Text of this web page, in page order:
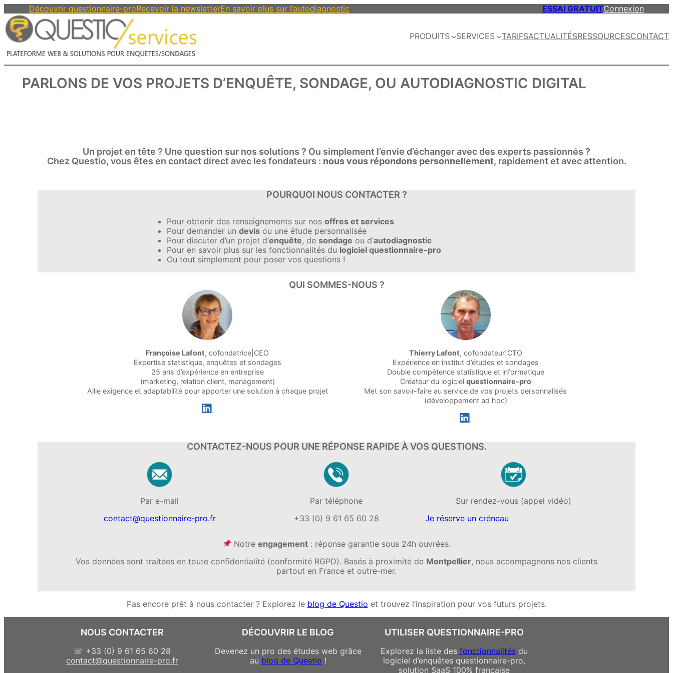
Découvrir questionnaire-proRecevoir la newsletterEn savoir plus sur l’autodiagnostic ESSAI GRATUITConnexion
PRODUITS SERVICES TARIFSACTUALITÉSRESSOURCESCONTACT
PARLONS DE VOS PROJETS D’ENQUÊTE, SONDAGE, OU AUTODIAGNOSTIC DIGITAL
Un projet en tête ? Une question sur nos solutions ? Ou simplement l’envie d’échanger avec des experts passionnés ?
Chez Questio, vous êtes en contact direct avec les fondateurs : nous vous répondons personnellement, rapidement et avec attention.
POURQUOI NOUS CONTACTER ?
Pour obtenir des renseignements sur nosoffres et services
Pour demander undevis ou une étude personnalisée
Pour discuter d’un projet d’enquête, de sondage ou d’autodiagnostic
Pour en savoir plus sur les fonctionnalités du logiciel questionnaire-pro
Ou tout simplement pour poser vos questions !
QUI SOMMES-NOUS ?
Françoise Lafont, cofondatrice|CEO
Expertise statistique, enquêtes et sondages
25 ans d’expérience en entreprise
(marketing, relation client, management)
Allie exigence et adaptabilité pour apporter une solution à chaque projet
Thierry Lafont, cofondateur|CTO
Expérience en institut d’études et sondages
Double compétence statistique et informatique
Créateur du logiciel questionnaire-pro
Met son savoir-faire au service de vos projets personnalisés
(développement ad hoc)
CONTACTEZ-NOUS POUR UNE RÉPONSE RAPIDE À VOS QUESTIONS.
Par e-mail
contact@questionnaire-pro.fr
Par téléphone
+33 (0) 9 61 65 60 28
Sur rendez-vous (appel vidéo)
Je réserve un créneau
Notreengagement : réponse garantie sous 24h ouvrées.
Vos données sont traitées en toute confidentialité (conformité RGPD). Basés à proximité de Montpellier, nous accompagnons nos clients
partout en France et outre-mer.
Pas encore prêt à nous contacter ? Explorez le blog de Questio et trouvez l’inspiration pour vos futurs projets.
NOUS CONTACTER
☏ +33 (0) 9 61 65 60 28
contact@questionnaire-pro.fr
DÉCOUVRIR LE BLOG
Devenez un pro des études web grâce
au blog de Questio !
UTILISER QUESTIONNAIRE-PRO
Explorez la liste des fonctionnalitésdu
logiciel d’enquêtes questionnaire-pro,
solution SaaS 100% française